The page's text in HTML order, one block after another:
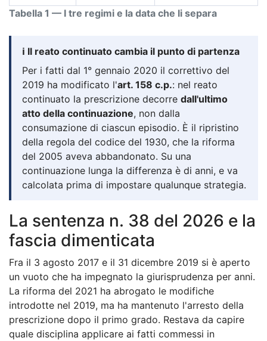
Tabella 1 — I tre regimi e la data che li separa
ℹ️ Il reato continuato cambia il punto di partenza
Per i fatti dal 1° gennaio 2020 il correttivo del
2019 ha modificato l'art. 158 c.p.: nel reato
continuato la prescrizione decorre dall'ultimo
atto della continuazione, non dalla
consumazione di ciascun episodio. È il ripristino
della regola del codice del 1930, che la riforma
del 2005 aveva abbandonato. Su una
continuazione lunga la differenza è di anni, e va
calcolata prima di impostare qualunque strategia.
La sentenza n. 38 del 2026 e la
fascia dimenticata
Fra il 3 agosto 2017 e il 31 dicembre 2019 si è aperto
un vuoto che ha impegnato la giurisprudenza per anni.
La riforma del 2021 ha abrogato le modifiche
introdotte nel 2019, ma ha mantenuto l'arresto della
prescrizione dopo il primo grado. Restava da capire
quale disciplina applicare ai fatti commessi in